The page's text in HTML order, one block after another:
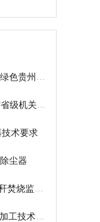
产品生产
服务与管理规范
术要求
尘器
技术规范
技术规程